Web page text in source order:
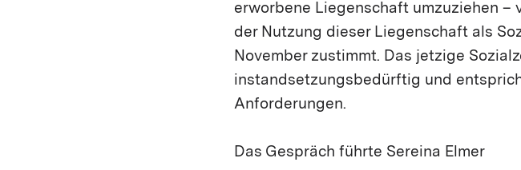
erworbene Liegenschaft umzuziehen –
der Nutzung dieser Liegenschaft als
November zustimmt. Das jetzige
instandsetzungsbedürftig und
Anforderungen.
Das Gespräch führte Sereina Elmer